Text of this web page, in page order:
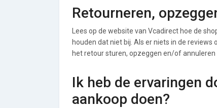
Retourneren,
Lees op de website van Vcadirect hoe de
houden dat niet bij. Als er niets in de
het retour sturen, opzeggen en/of annuleren
Ik heb de ervaringen
aankoop doen?